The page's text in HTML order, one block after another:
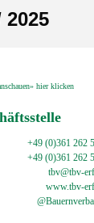
hier klicken
+49 (0)361 262
+49 (0)361 262
tbv@tbv-
www.tbv-